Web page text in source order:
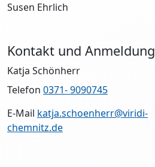
Susen Ehrlich
Kontakt und Anmeldung
Katja Schönherr
Telefon 0371- 9090745
E-Mail katja.schoenherr@viridi-
chemnitz.de